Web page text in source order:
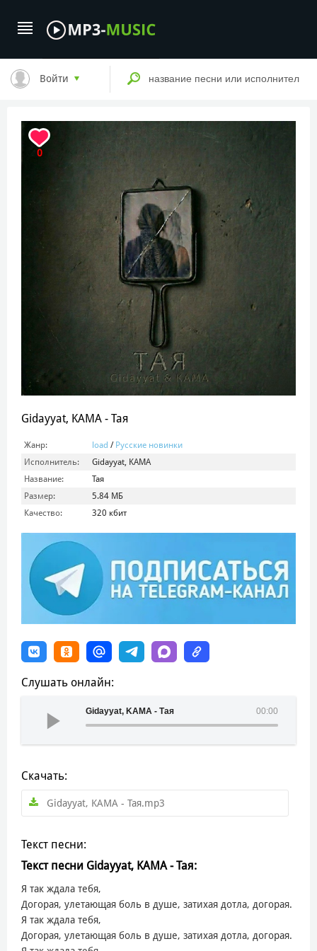
Войти
0
Gidayyat, KAMA - Тая
Жанр: load / Русские новинки
Исполнитель:
Gidayyat, KAMA
Название:
Тая
Размер:
5.84 МБ
Качество:
320 кбит
Слушать онлайн:
00:00
Gidayyat, KAMA - Тая
Скачать:
Gidayyat, KAMA - Тая.mp3
Текст песни:
Текст песни Gidayyat, KAMA - Тая:
Я так ждала тебя,
Догорая, улетающая боль в душе, затихая дотла, догорая.
Я так ждала тебя,
Догорая, улетающая боль в душе, затихая дотла, догорая.